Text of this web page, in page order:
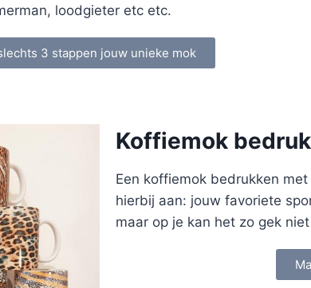
loodgieter etc etc.
3 stappen jouw unieke mok
Koffiemok
Een koffiemok bedrukken
hierbij aan: jouw favoriete
maar op je kan het zo gek